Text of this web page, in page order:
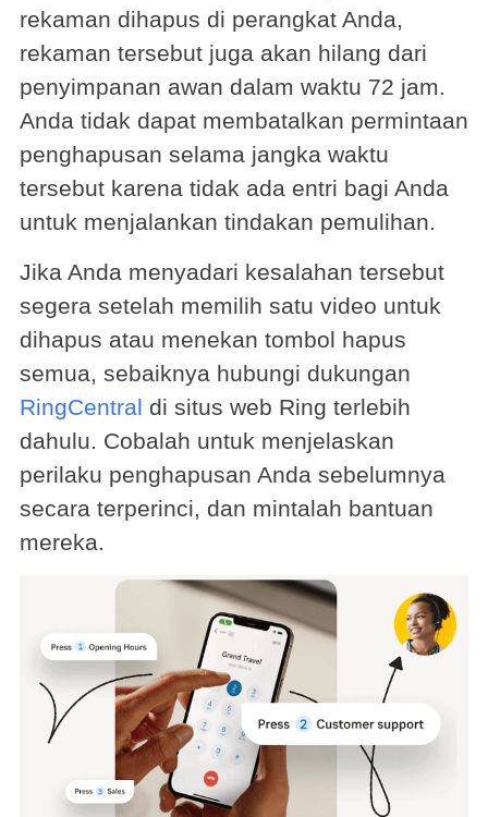
rekaman dihapus di perangkat Anda,
rekaman tersebut juga akan hilang dari
penyimpanan awan dalam waktu 72 jam.
Anda tidak dapat membatalkan permintaan
penghapusan selama jangka waktu
tersebut karena tidak ada entri bagi Anda
untuk menjalankan tindakan pemulihan.
Jika Anda menyadari kesalahan tersebut
segera setelah memilih satu video untuk
dihapus atau menekan tombol hapus
semua, sebaiknya hubungi dukungan
RingCentral di situs web Ring terlebih
dahulu. Cobalah untuk menjelaskan
perilaku penghapusan Anda sebelumnya
secara terperinci, dan mintalah bantuan
mereka.